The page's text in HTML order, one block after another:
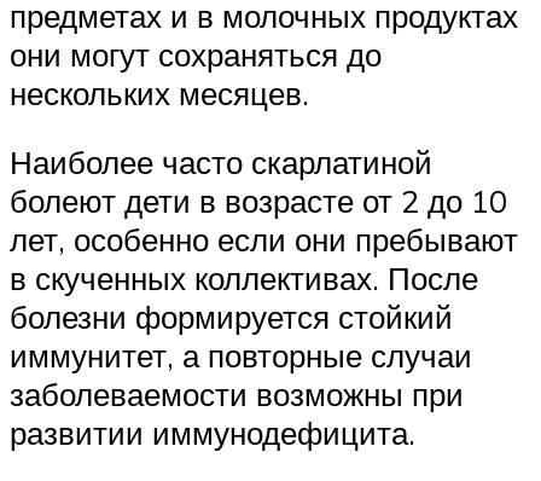
предметах и в молочных продуктах
они могут сохраняться до
нескольких месяцев.
Наиболее часто скарлатиной
болеют дети в возрасте от 2 до 10
лет, особенно если они пребывают
в скученных коллективах. После
болезни формируется стойкий
иммунитет, а повторные случаи
заболеваемости возможны при
развитии иммунодефицита.